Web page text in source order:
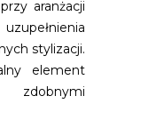
aranżacji
stylizacji.
element